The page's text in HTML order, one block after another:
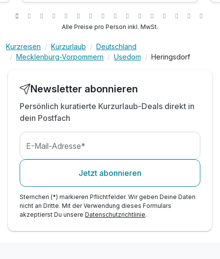
Anwendungen*
inkl. Relax und Sportprogramme
inkl. Schwimmbad- und Saunennutzung
inkl. jeden Morgen DIE WELT in der Strandlounge
Alle Preise pro Person inkl. MwSt.
Kurzreisen Kurzurlaub
Deutschland
Mecklenburg-Vorpommern
Usedom Heringsdorf
Newsletter abonnieren
Persönlich kuratierte Kurzurlaub-Deals direkt in
dein Postfach
E-Mail-Adresse*
Jetzt abonnieren
Sternchen (*) markieren Pflichtfelder. Wir geben Deine Daten
nicht an Dritte. Mit der Verwendung dieses Formulars
akzeptierst Du unsere Datenschutzrichtlinie.